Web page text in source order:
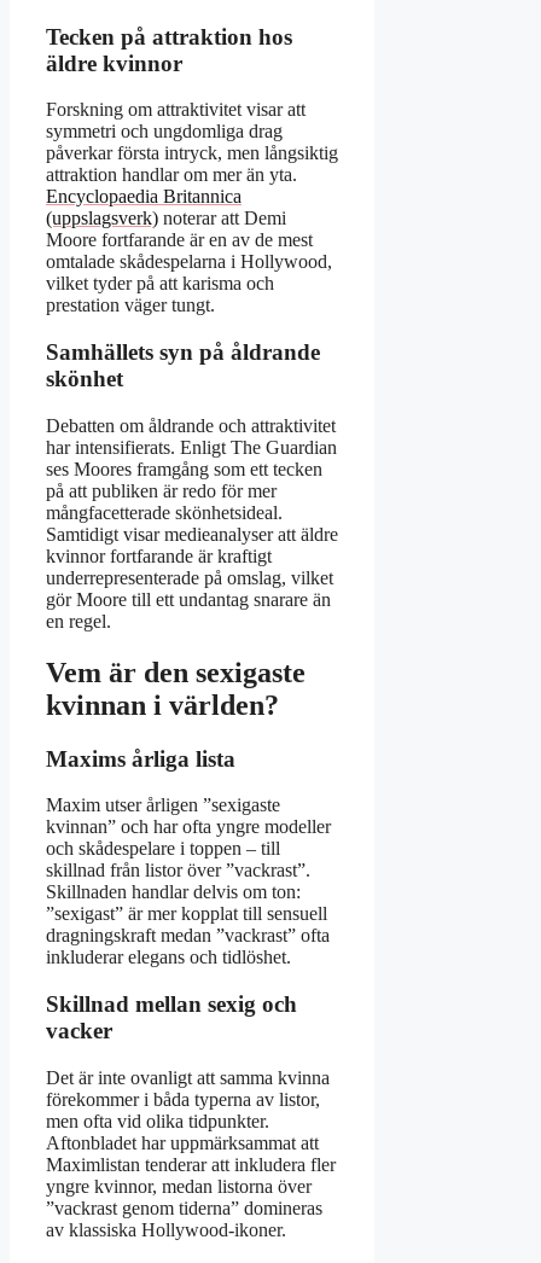
Tecken på attraktion hos
äldre kvinnor
Forskning om attraktivitet visar att
symmetri och ungdomliga drag
påverkar första intryck, men långsiktig
attraktion handlar om mer än yta.
Encyclopaedia Britannica
(uppslagsverk) noterar att Demi
Moore fortfarande är en av de mest
omtalade skådespelarna i Hollywood,
vilket tyder på att karisma och
prestation väger tungt.
Samhällets syn på åldrande
skönhet
Debatten om åldrande och attraktivitet
har intensifierats. Enligt The Guardian
ses Moores framgång som ett tecken
på att publiken är redo för mer
mångfacetterade skönhetsideal.
Samtidigt visar medieanalyser att äldre
kvinnor fortfarande är kraftigt
underrepresenterade på omslag, vilket
gör Moore till ett undantag snarare än
en regel.
Vem är den sexigaste
kvinnan i världen?
Maxims årliga lista
Maxim utser årligen ”sexigaste
kvinnan” och har ofta yngre modeller
och skådespelare i toppen – till
skillnad från listor över ”vackrast”.
Skillnaden handlar delvis om ton:
”sexigast” är mer kopplat till sensuell
dragningskraft medan ”vackrast” ofta
inkluderar elegans och tidlöshet.
Skillnad mellan sexig och
vacker
Det är inte ovanligt att samma kvinna
förekommer i båda typerna av listor,
men ofta vid olika tidpunkter.
Aftonbladet har uppmärksammat att
Maximlistan tenderar att inkludera fler
yngre kvinnor, medan listorna över
”vackrast genom tiderna” domineras
av klassiska Hollywood-ikoner.